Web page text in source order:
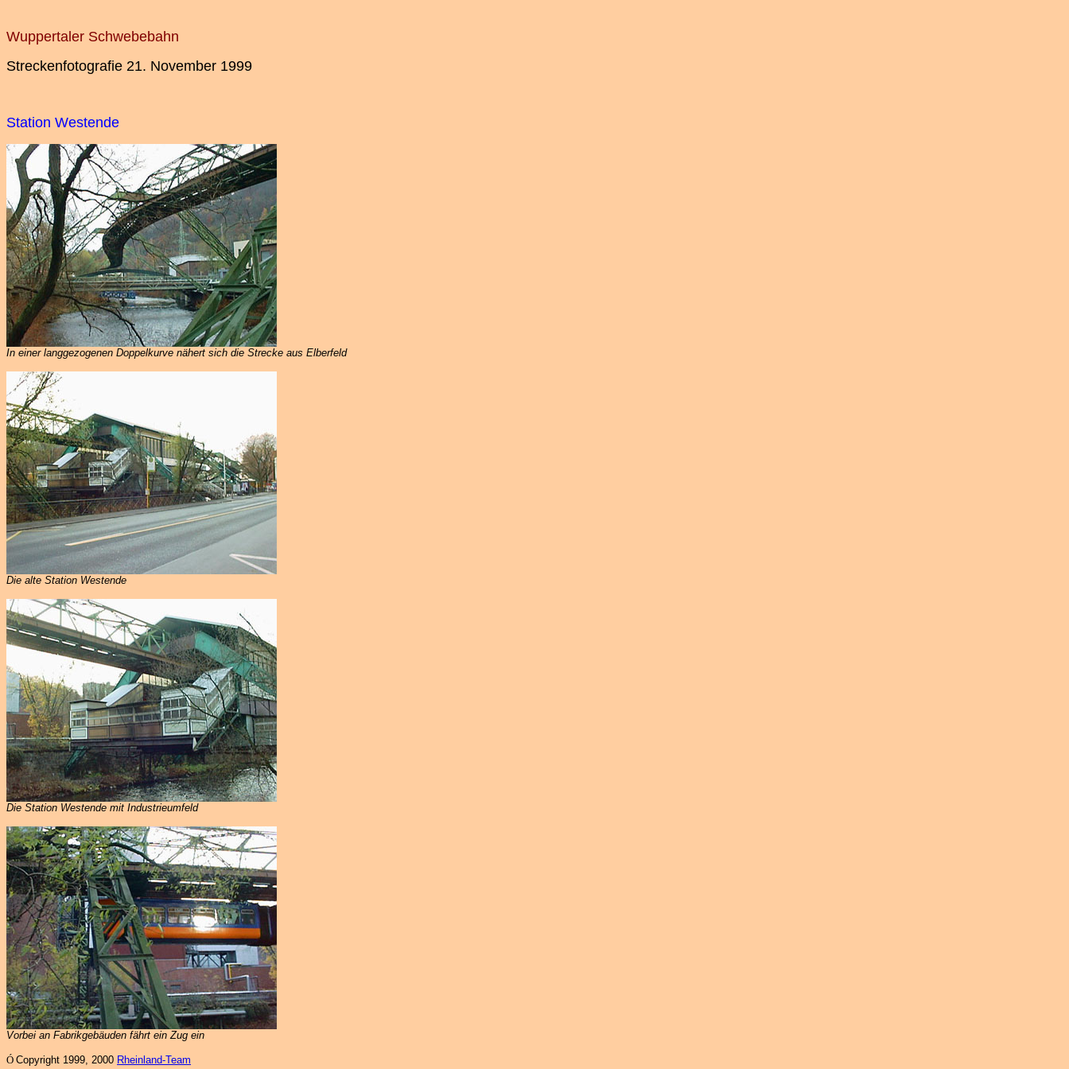
Wuppertaler Schwebebahn
Streckenfotografie 21. November 1999
Station Westende
In einer langgezogenen Doppelkurve nähert sich die Strecke aus Elberfeld
Die alte Station Westende
Die Station Westende mit Industrieumfeld
Vorbei an Fabrikgebäuden fährt ein Zug ein
Ó Copyright 1999, 2000 Rheinland-Team